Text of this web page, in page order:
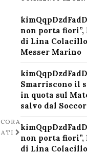
non porta
di Lina
Messer Marino
Smarriscono il
in quota sul
salvo dal
non porta
di Lina